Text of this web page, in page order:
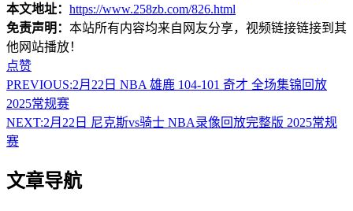
本文地址： https://www.258zb.com/826.html
免责声明： 本站所有内容均来自网友分享，视频链接链接到其
他网站播放！
点赞
PREVIOUS:2月22日 NBA 雄鹿 104-101 奇才 全场集锦回放
2025常规赛
NEXT:2月22日 尼克斯vs骑士 NBA录像回放完整版 2025常规
赛
文章导航